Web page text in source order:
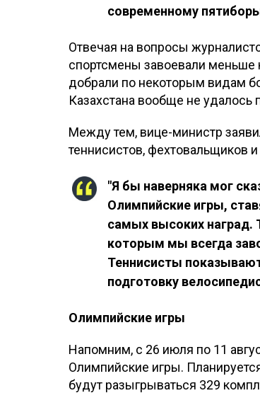
современному
Отвечая на вопросы
спортсмены завоевали меньше
добрали по некоторым видам
Казахстана вообще не удалось
Между тем, вице-министр
теннисистов, фехтовальщиков
"Я бы наверняка мог
Олимпийские игры,
самых высоких
которым мы всегда
Теннисисты
подготовку
Олимпийские игры
Напомним, с 26 июля по 11
Олимпийские игры.
будут разыгрываться 329